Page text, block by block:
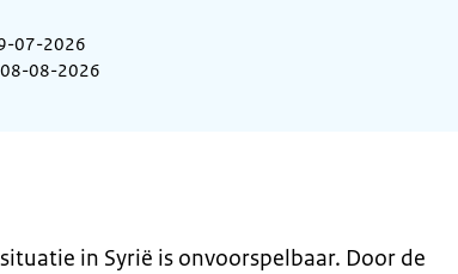
07-2026
08-08-2026
in Syrië is onvoorspelbaar. Door de